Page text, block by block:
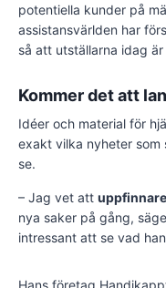
potentiella kunder på
assistansvärlden har
så att utställarna idag
Kommer det att
Idéer och material för
exakt vilka nyheter
se.
– Jag vet att
nya saker på gång,
intressant att se vad
Hans företag